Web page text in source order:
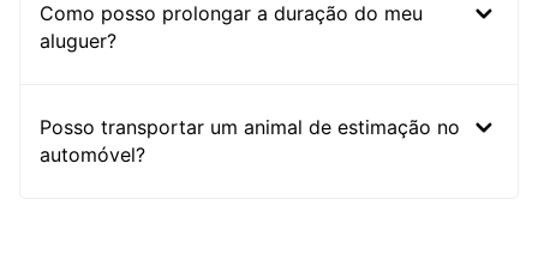
Como posso prolongar a duração do meu
aluguer?
Posso transportar um animal de estimação no
automóvel?